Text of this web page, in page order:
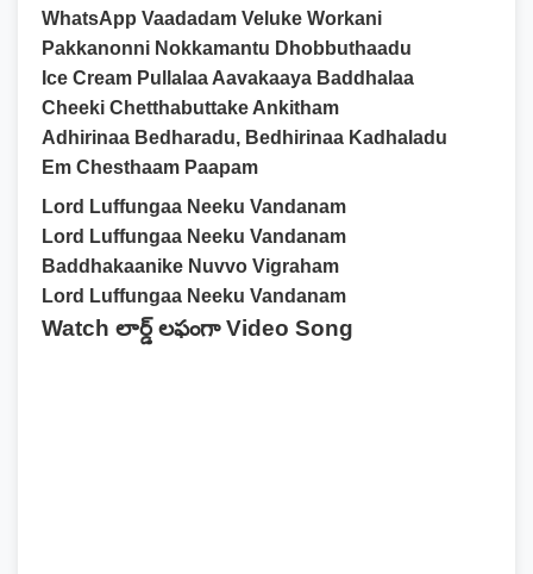
WhatsApp Vaadadam Veluke Workani
Pakkanonni Nokkamantu Dhobbuthaadu
Ice Cream Pullalaa Aavakaaya Baddhalaa
Cheeki Chetthabuttake Ankitham
Adhirinaa Bedharadu, Bedhirinaa Kadhaladu
Em Chesthaam Paapam
Lord Luffungaa Neeku Vandanam
Lord Luffungaa Neeku Vandanam
Baddhakaanike Nuvvo Vigraham
Lord Luffungaa Neeku Vandanam
Watch లార్డ్ లఫంగా Video Song